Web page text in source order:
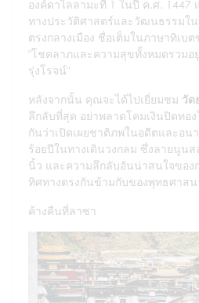
องค์ดาไลลามะที่ 1 ในปี ค.ศ.
ทางประวัติศาสตร์และวัฒนธรรมใน
ตรงกลางเมือง ชื่อเต็มในภาษาทิเบ
"โชคลาภและความสุขทั้งหมดรวมอ
รุ่งโรจน์"
หลังจากนั้น คุณจะได้ไปเยี่ยมชม วัด
ลึกลับที่สุด อย่าพลาดโคมเงินปิดทอ
กันว่าเปิดเผยชาติภพในอดีตและอน
ร้อยปีในทางเดินวงกลม ซึ่งลายนูน
นิ้ว และความลึกลับอันน่าสนใจของ
ทิศทางตรงกันข้ามกับของพุทธศาสน
ค้างคืนที่ลาซา